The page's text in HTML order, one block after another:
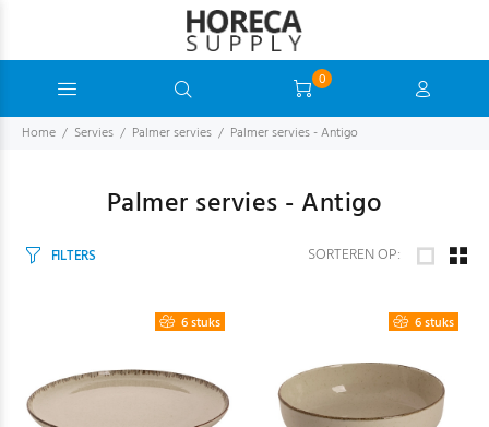
0
Home Servies Palmer servies Palmer servies - Antigo
Palmer servies - Antigo
FILTERS SORTEREN OP:
6 stuks 6 stuks